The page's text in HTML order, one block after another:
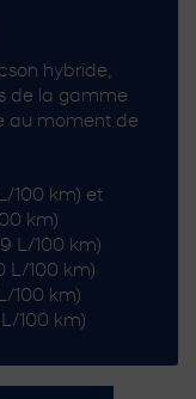
hybride,
de la gamme
au moment de
100 km) et
km)
L/100 km)
L/100 km)
100 km)
100 km)